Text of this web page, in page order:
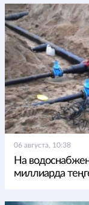
06 августа, 10:38
На
миллиарда